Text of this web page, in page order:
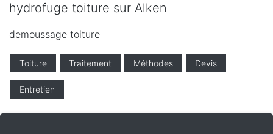
hydrofuge toiture sur Alken
demoussage toiture
Toiture Traitement Méthodes Devis
Entretien